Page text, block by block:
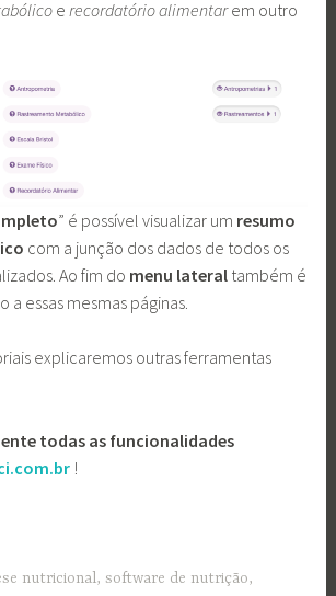
e recordatório alimentarem outro
” é possível visualizar um resumo
com a junção dos dados de todos os
Ao fim do menu lateral também é
a essas mesmas páginas.
explicaremos outras ferramentas
todas as funcionalidades
!
nutricional,software de nutrição,